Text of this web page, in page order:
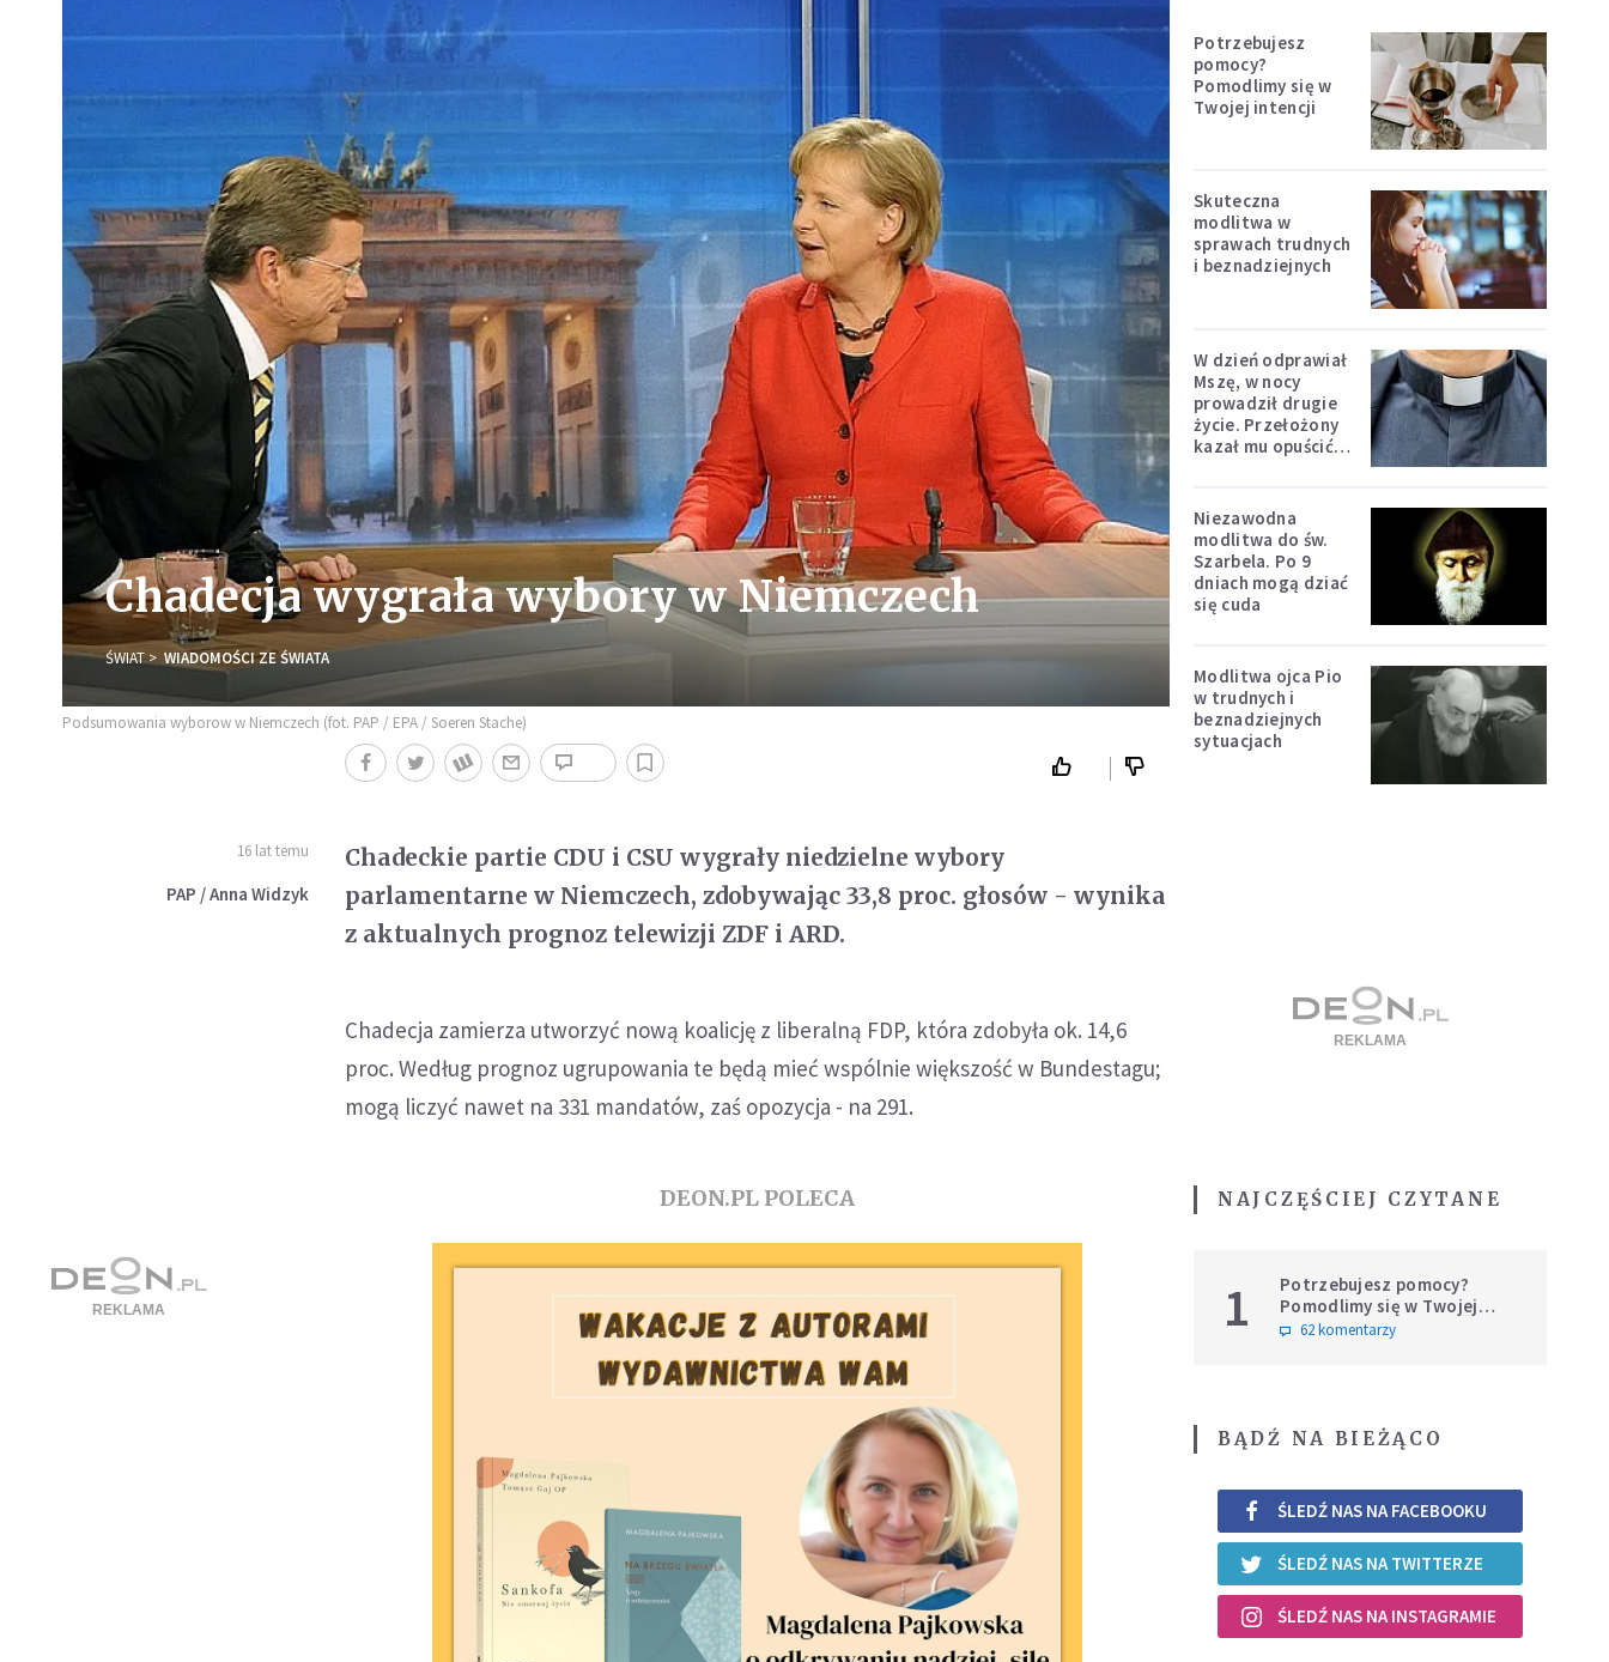
Chadecja wygrała wybory w Niemczech
ŚWIAT WIADOMOŚCI ZE ŚWIATA
Podsumowania wyborow w Niemczech (fot. PAP / EPA / Soeren Stache)
16 lat temu
PAP / Anna Widzyk
Chadeckie partie CDU i CSU wygrały niedzielne wybory
parlamentarne w Niemczech, zdobywając 33,8 proc. głosów - wynika
z aktualnych prognoz telewizji ZDF i ARD.
Chadecja zamierza utworzyć nową koalicję z liberalną FDP, która zdobyła ok. 14,6
proc. Według prognoz ugrupowania te będą mieć wspólnie większość w Bundestagu;
mogą liczyć nawet na 331 mandatów, zaś opozycja - na 291.
DEON.PL POLECA
Potrzebujesz
pomocy?
Pomodlimy się w
Twojej intencji
Skuteczna
modlitwa w
sprawach trudnych
i beznadziejnych
W dzień odprawiał
Mszę, w nocy
prowadził drugie
życie. Przełożony
kazał mu opuścić
Niezawodna
modlitwa do św.
Szarbela. Po 9
dniach mogą dziać
się cuda
Modlitwa ojca Pio
w trudnych i
beznadziejnych
sytuacjach
NAJCZĘŚCIEJ CZYTANE
1
Potrzebujesz pomocy?
Pomodlimy się w Twojej
intencji
62 komentarzy
BĄDŹ NA BIEŻĄCO
ŚLEDŹ NAS NA FACEBOOKU
ŚLEDŹ NAS NA TWITTERZE
ŚLEDŹ NAS NA INSTAGRAMIE